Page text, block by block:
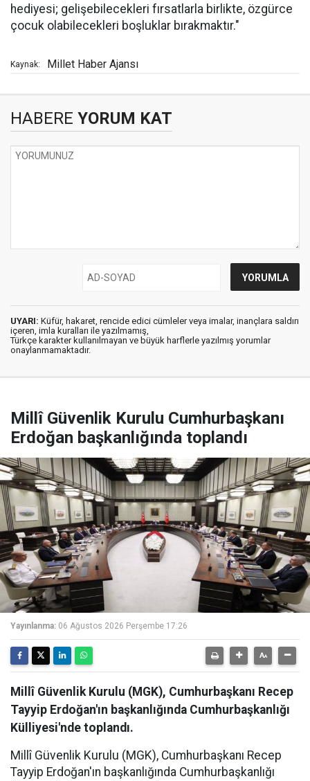
hediyesi; gelişebilecekleri fırsatlarla birlikte, özgürce
çocuk olabilecekleri boşluklar bırakmaktır."
Kaynak: Millet Haber Ajansı
HABERE YORUM KAT
UYARI: Küfür, hakaret, rencide edici cümleler veya imalar, inançlara saldırı
içeren, imla kuralları ile yazılmamış,
Türkçe karakter kullanılmayan ve büyük harflerle yazılmış yorumlar
onaylanmamaktadır.
Millî Güvenlik Kurulu Cumhurbaşkanı
Erdoğan başkanlığında toplandı
Yayınlanma: 06 Ağustos 2026 Perşembe 17:26
Millî Güvenlik Kurulu (MGK), Cumhurbaşkanı Recep
Tayyip Erdoğan'ın başkanlığında Cumhurbaşkanlığı
Külliyesi'nde toplandı.
Millî Güvenlik Kurulu (MGK), Cumhurbaşkanı Recep
Tayyip Erdoğan'ın başkanlığında Cumhurbaşkanlığı